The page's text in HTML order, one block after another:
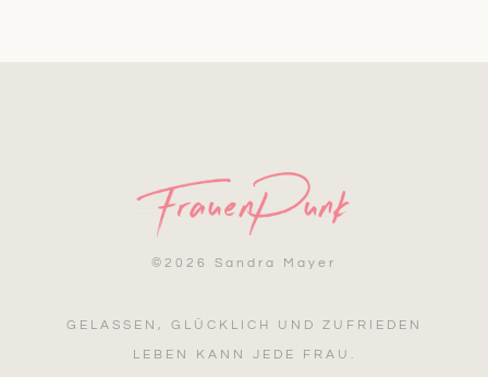
© 2026 Sandra Mayer
GELASSEN, GLÜCKLICH UND ZUFRIEDEN
LEBEN KANN JEDE FRAU.